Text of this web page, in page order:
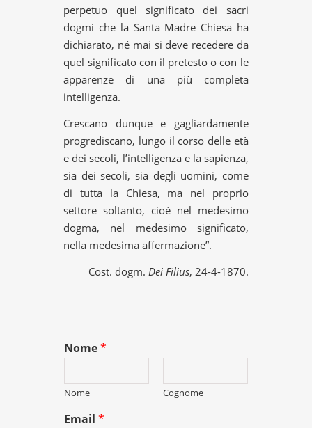
perpetuo quel significato dei sacri
dogmi che la Santa Madre Chiesa ha
dichiarato, né mai si deve recedere da
quel significato con il pretesto o con le
apparenze di una più completa
intelligenza.
Crescano dunque e gagliardamente
progrediscano, lungo il corso delle età
e dei secoli, l’intelligenza e la sapienza,
sia dei secoli, sia degli uomini, come
di tutta la Chiesa, ma nel proprio
settore soltanto, cioè nel medesimo
dogma, nel medesimo significato,
nella medesima affermazione”.
Cost. dogm. Dei Filius, 24-4-1870.
Nome*
Nome Cognome
Email*